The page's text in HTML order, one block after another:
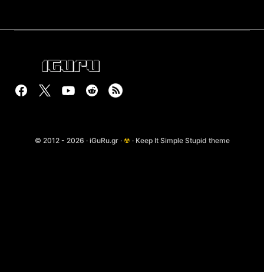
© 2012 - 2026 · iGuRu.gr · ☢ · Keep It Simple Stupid theme